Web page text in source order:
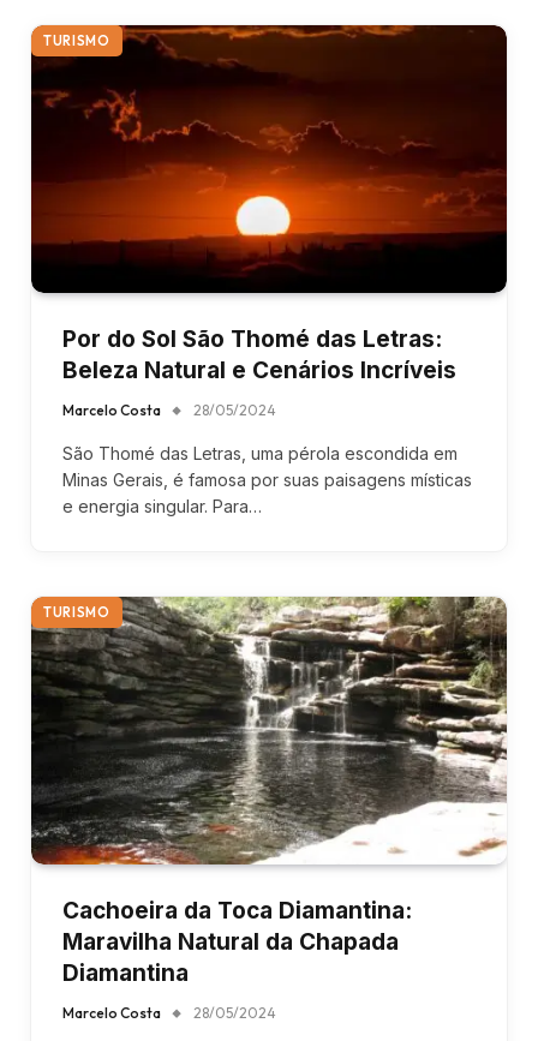
TURISMO
Por do Sol São Thomé das Letras:
Beleza Natural e Cenários Incríveis
Marcelo Costa 28/05/2024
São Thomé das Letras, uma pérola escondida em
Minas Gerais, é famosa por suas paisagens místicas
e energia singular. Para…
TURISMO
Cachoeira da Toca Diamantina:
Maravilha Natural da Chapada
Diamantina
Marcelo Costa 28/05/2024